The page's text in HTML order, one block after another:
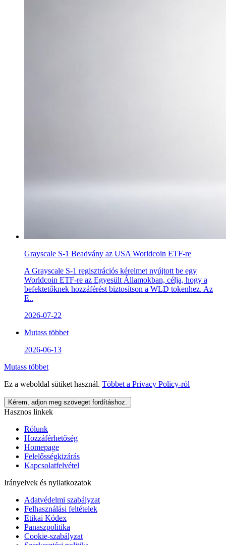
Grayscale S-1 Beadvány az USA Worldcoin ETF-re
A Grayscale S-1 regisztrációs kérelmet nyújtott be egy
Worldcoin ETF-re az Egyesült Államokban, célja, hogy a
befektetőknek hozzáférést biztosítson a WLD tokenhez. Az
E..
2026-07-22
Mutass többet
2026-06-13
Mutass többet
Ez a weboldal sütiket használ. Többet a Privacy Policy-ról
Kérem, adjon meg szöveget fordításhoz.
Hasznos linkek
Rólunk
Hozzáférhetőség
Homepage
Felelősségkizárás
Kapcsolatfelvétel
Irányelvek és nyilatkozatok
Adatvédelmi szabályzat
Felhasználási feltételek
Etikai Kódex
Panaszpolitika
Cookie-szabályzat